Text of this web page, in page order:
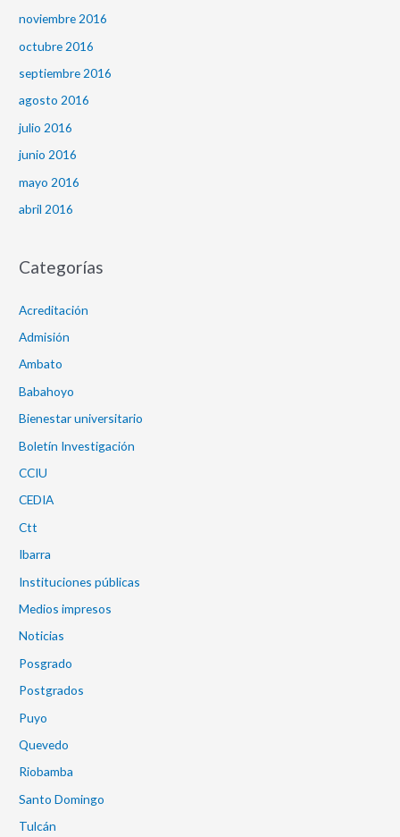
noviembre 2016
octubre 2016
septiembre 2016
agosto 2016
julio 2016
junio 2016
mayo 2016
abril 2016
Categorías
Acreditación
Admisión
Ambato
Babahoyo
Bienestar universitario
Boletín Investigación
CCIU
CEDIA
Ctt
Ibarra
Instituciones públicas
Medios impresos
Noticias
Posgrado
Postgrados
Puyo
Quevedo
Riobamba
Santo Domingo
Tulcán